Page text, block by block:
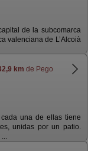
de la subcomarca
valenciana de L’Alcoià
km de Pego
una de ellas tiene
unidas por un patio.